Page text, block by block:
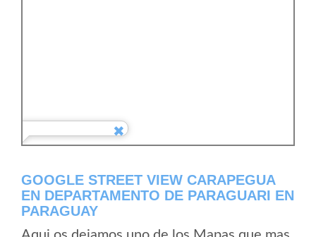
GOOGLE STREET VIEW CARAPEGUA
EN DEPARTAMENTO DE PARAGUARI EN
PARAGUAY